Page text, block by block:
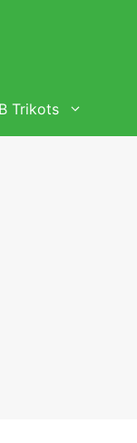
Trikots